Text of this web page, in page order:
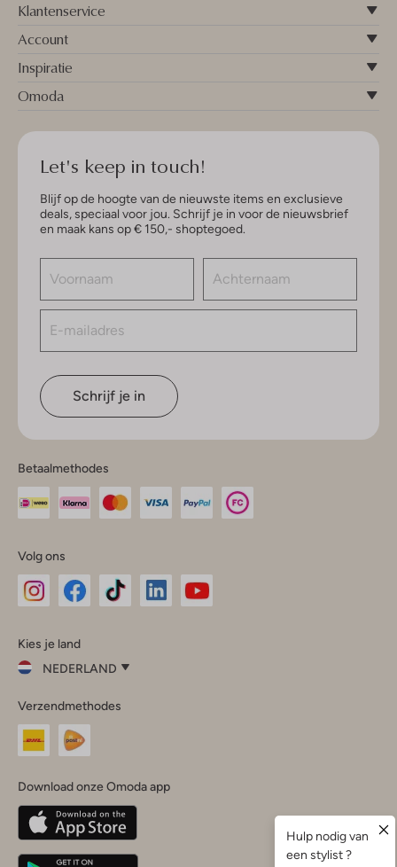
Klantenservice
Account
Inspiratie
Omoda
Let's keep in touch!
Blijf op de hoogte van de nieuwste items en exclusieve
deals, speciaal voor jou. Schrijf je in voor de nieuwsbrief
en maak kans op € 150,- shoptegoed.
Schrijf je in
Betaalmethodes
Volg ons
InstagramFacebook
Kies je land
NEDERLAND
je
land
Nederland
Belgique(Français)
Deutschland
Verzendmethodes
Download onze Omoda app